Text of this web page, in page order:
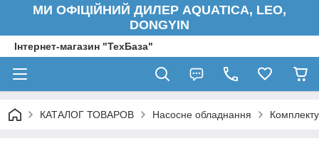
МИ ОФІЦІЙНИЙ ДИЛЕР AQUATICA, LEO,
DONGYIN
Інтернет-магазин "ТехБаза"
КАТАЛОГ ТОВАРОВ Насосне обладнання